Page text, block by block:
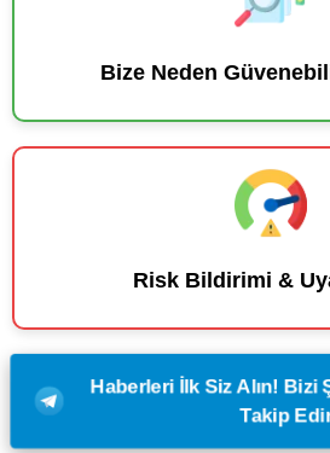
Bize Neden
Risk Bildirimi &
Haberleri İlk Siz Alın! Bizi
Takip